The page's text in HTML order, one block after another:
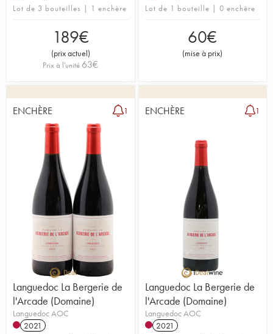
Lot de 3 bouteilles | 1 enchère
189€
(prix actuel)
Prix à l'unité 63€
Lot de 1 bouteille | 0 enchère
60€
(mise à prix)
ENCHÈRE 1
Languedoc La Bergerie de
l'Arcade (Domaine)
Languedoc AOC
2021
ENCHÈRE 1
Languedoc La Bergerie de
l'Arcade (Domaine)
Languedoc AOC
2021